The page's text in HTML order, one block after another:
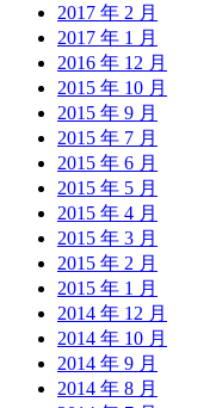
2017 年 2 月
2017 年 1 月
2016 年 12 月
2015 年 10 月
2015 年 9 月
2015 年 7 月
2015 年 6 月
2015 年 5 月
2015 年 4 月
2015 年 3 月
2015 年 2 月
2015 年 1 月
2014 年 12 月
2014 年 10 月
2014 年 9 月
2014 年 8 月